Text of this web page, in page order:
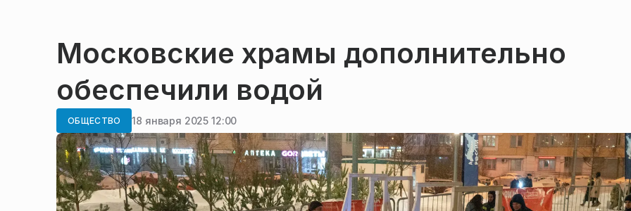
Московские храмы дополнительно
обеспечили водой
ОБЩЕСТВО 18 января 2025 12:00